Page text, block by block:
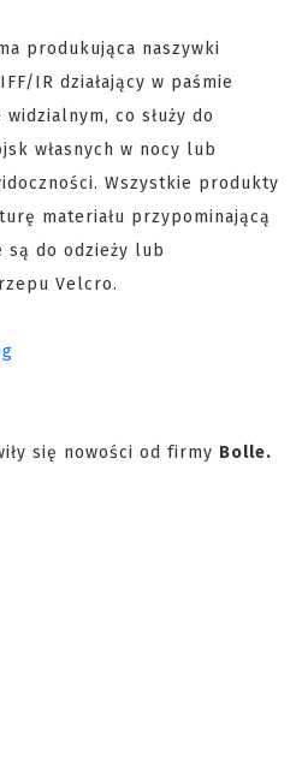
produkująca naszywki
IR działający w paśmie
co służy do
własnych w nocy lub
Wszystkie produkty
materiału przypominającą
są do odzieży lub
Velcro.
się nowości od firmy Bolle.